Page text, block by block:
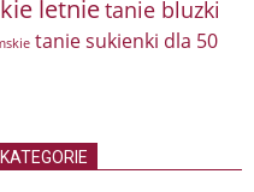
letnietanie bluzki
tanie sukienki dla 50